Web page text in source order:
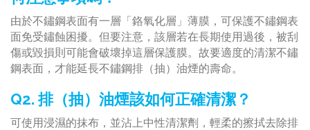
由於不鏽鋼表面有一層「鉻氧化層」薄膜，可保護不鏽鋼表
面免受鏽蝕困擾。但要注意，該層若在長期使用過後，被刮
傷或毀損則可能會破壞掉這層保護膜。故要適度的清潔不鏽
鋼表面，才能延長不鏽鋼排（抽）油煙的壽命。
Q2. 排（抽）油煙該如何正確清潔？
可使用浸濕的抹布，並沾上中性清潔劑，輕柔的擦拭去除排